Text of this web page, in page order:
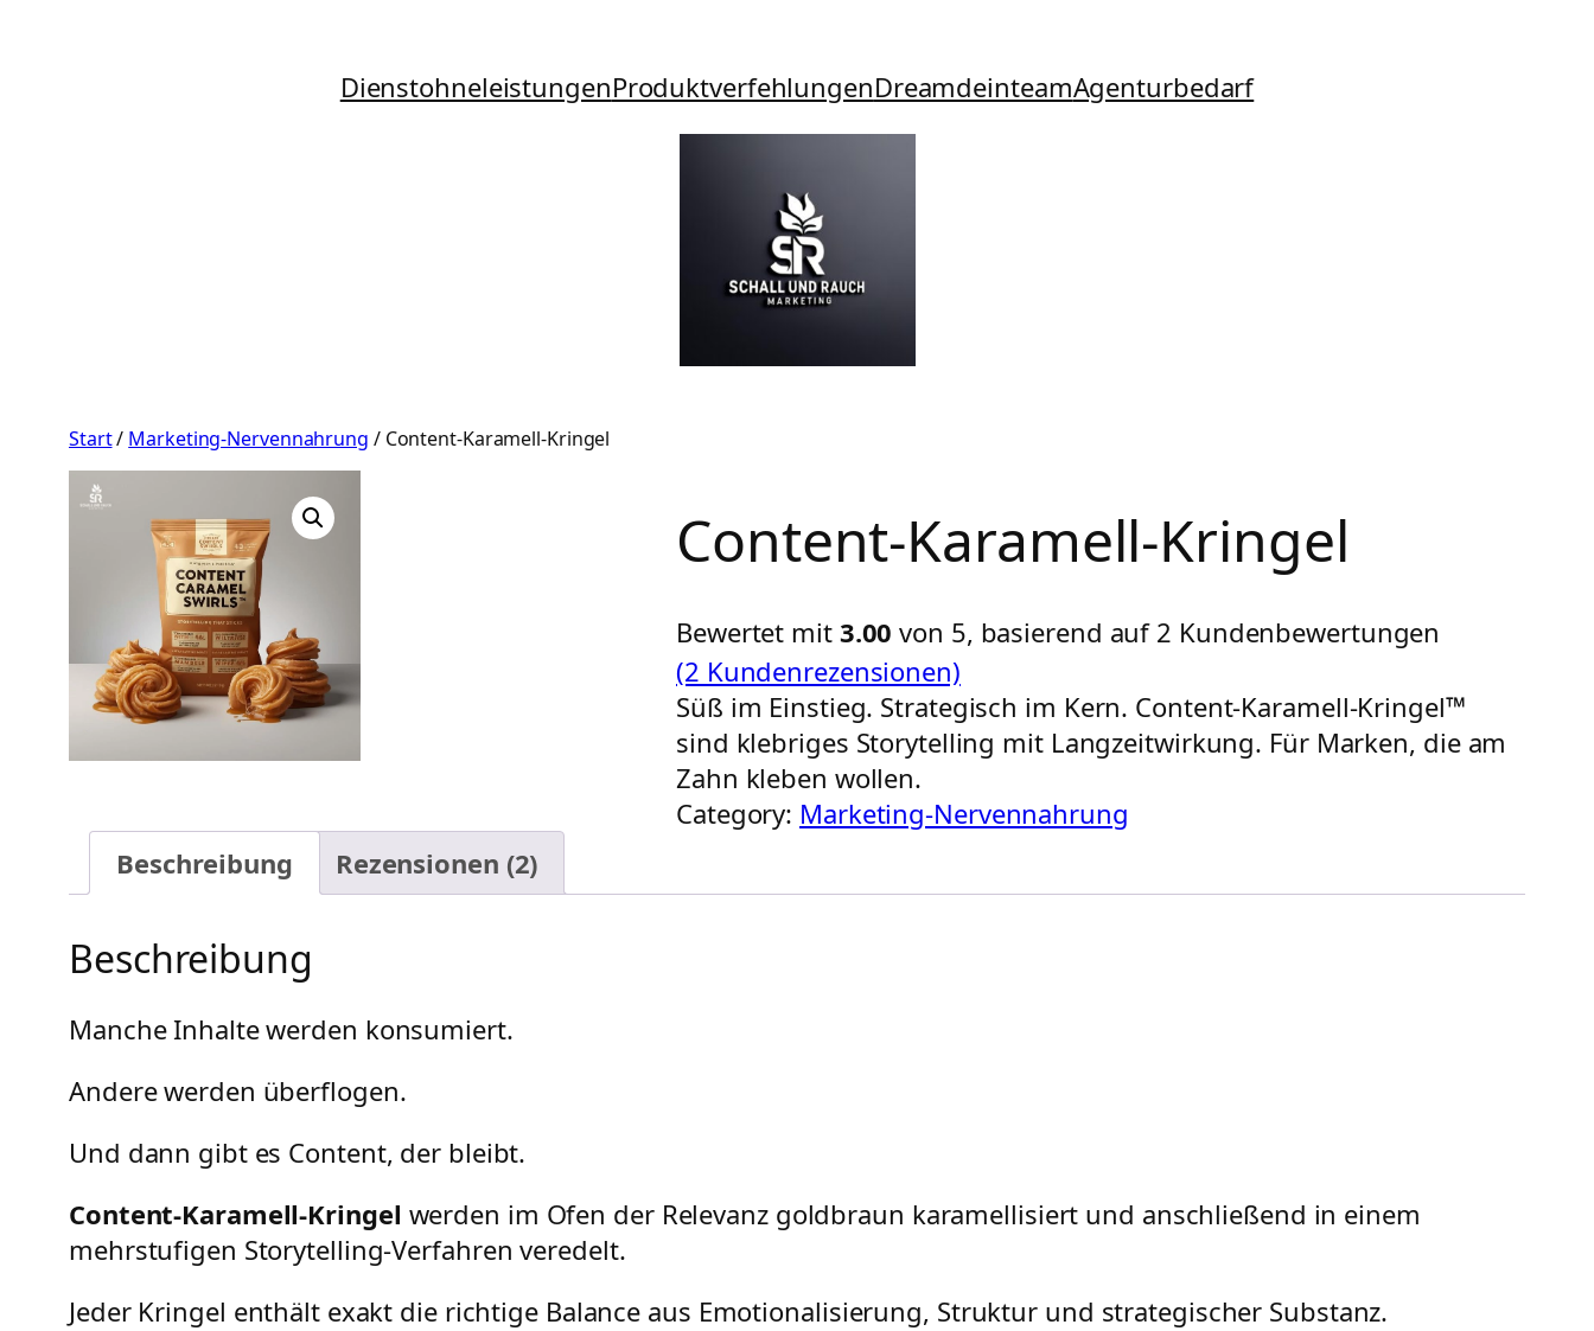
DienstohneleistungenProduktverfehlungenDreamdeinteamAgenturbedarf
Start/ Marketing-Nervennahrung / Content-Karamell-Kringel
Content-Karamell-Kringel
Bewertet mit 3.00 von 5, basierend auf 2 Kundenbewertungen
(2 Kundenrezensionen)
Süß im Einstieg. Strategisch im Kern. Content-Karamell-Kringel™
sind klebriges Storytelling mit Langzeitwirkung. Für Marken, die am
Zahn kleben wollen.
Category: Marketing-Nervennahrung
Beschreibung
Rezensionen (2)
Beschreibung
Manche Inhalte werden konsumiert.
Andere werden überflogen.
Und dann gibt es Content, der bleibt.
Content-Karamell-Kringel werden im Ofen der Relevanz goldbraun karamellisiert und anschließend in einem
mehrstufigen Storytelling-Verfahren veredelt.
Jeder Kringel enthält exakt die richtige Balance aus Emotionalisierung, Struktur und strategischer Substanz.